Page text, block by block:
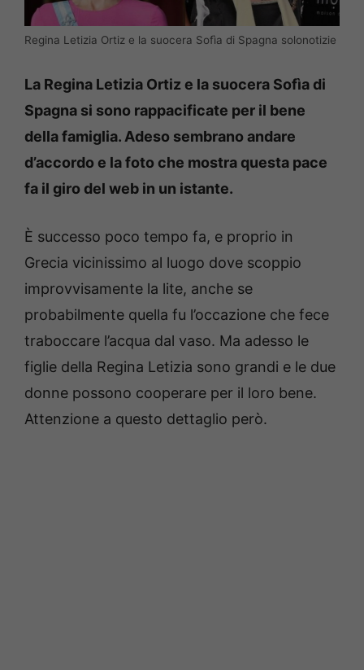
Regina Letizia Ortiz e la suocera Sofìa di Spagna solonotizie
La Regina Letizia Ortiz e la suocera Sofìa di
Spagna si sono rappacificate per il bene
della famiglia. Adeso sembrano andare
d’accordo e la foto che mostra questa pace
fa il giro del web in un istante.
È successo poco tempo fa, e proprio in
Grecia vicinissimo al luogo dove scoppio
improvvisamente la lite, anche se
probabilmente quella fu l’occazione che fece
traboccare l’acqua dal vaso. Ma adesso le
figlie della Regina Letizia sono grandi e le due
donne possono cooperare per il loro bene.
Attenzione a questo dettaglio però.